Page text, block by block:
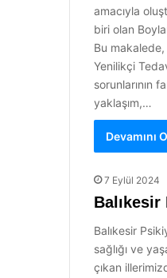
amacıyla
biri olan
Bu
Yenilikçi
sorunlarının
yaklaşım,…
Devamını
7 Eylül 2024
Balıkesir
Balıkesir
sağlığı ve
çıkan